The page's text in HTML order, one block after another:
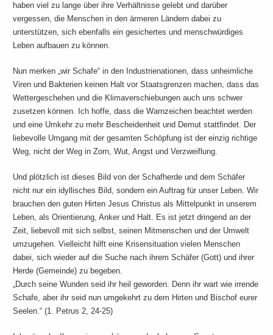
haben viel zu lange über ihre Verhältnisse gelebt und darüber
vergessen, die Menschen in den ärmeren Ländern dabei zu
unterstützen, sich ebenfalls ein gesichertes und menschwürdiges
Leben aufbauen zu können.
Nun merken „wir Schafe“ in den Industrienationen, dass unheimliche
Viren und Bakterien keinen Halt vor Staatsgrenzen machen, dass das
Wettergeschehen und die Klimaverschiebungen auch uns schwer
zusetzen können. Ich hoffe, dass die Warnzeichen beachtet werden
und eine Umkehr zu mehr Bescheidenheit und Demut stattfindet. Der
liebevolle Umgang mit der gesamten Schöpfung ist der einzig richtige
Weg, nicht der Weg in Zorn, Wut, Angst und Verzweiflung.
Und plötzlich ist dieses Bild von der Schafherde und dem Schäfer
nicht nur ein idyllisches Bild, sondern ein Auftrag für unser Leben. Wir
brauchen den guten Hirten Jesus Christus als Mittelpunkt in unserem
Leben, als Orientierung, Anker und Halt. Es ist jetzt dringend an der
Zeit, liebevoll mit sich selbst, seinen Mitmenschen und der Umwelt
umzugehen. Vielleicht hilft eine Krisensituation vielen Menschen
dabei, sich wieder auf die Suche nach ihrem Schäfer (Gott) und ihrer
Herde (Gemeinde) zu begeben.
„Durch seine Wunden seid ihr heil geworden. Denn ihr wart wie irrende
Schafe, aber ihr seid nun umgekehrt zu dem Hirten und Bischof eurer
Seelen.“ (1. Petrus 2, 24-25)